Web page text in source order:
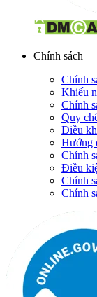
Chính sách
Chính
Khiếu
Chính
Quy
Điều
Hướng
Chính
Điều
Chính
Chính